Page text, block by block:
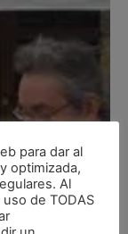
para dar al
optimizada,
Al
de TODAS